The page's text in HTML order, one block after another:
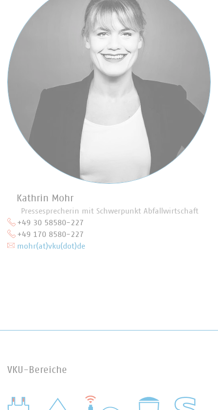
Kathrin Mohr
Pressesprecherin mit Schwerpunkt Abfallwirtschaft
+49 30 58580-227
+49 170 8580-227
mohr(at)vku(dot)de
VKU-Bereiche